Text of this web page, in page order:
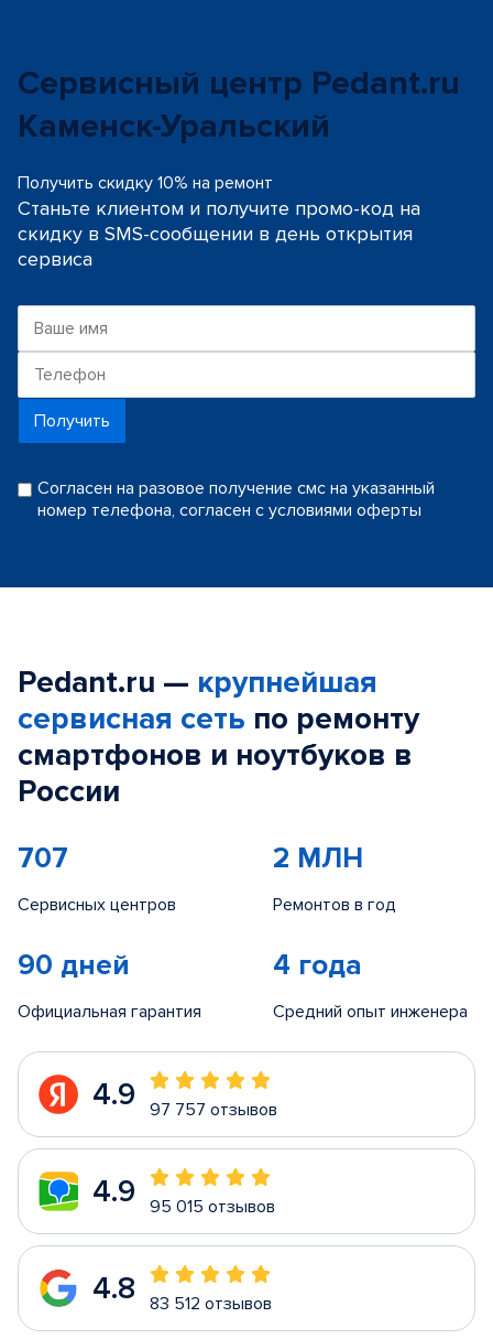
Сервисный центр Pedant.ru
Каменск-Уральский
Получить скидку 10% на ремонт
Станьте клиентом и получите промо-код на
скидку в SMS-сообщении в день открытия
сервиса
Получить
Согласен на разовое получение смс на указанный
номер телефона, согласен с условиями оферты
Pedant.ru — крупнейшая
сервисная сеть по ремонту
смартфонов и ноутбуков в
России
707
Сервисных центров
2 МЛН
Ремонтов в год
90 дней
Официальная гарантия
4 года
Средний опыт инженера
4.9 97 757 отзывов
4.9 95 015 отзывов
4.8 83 512 отзывов